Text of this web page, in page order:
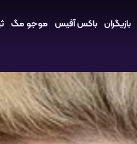
بازیگران باکس آفیس موجو مگ